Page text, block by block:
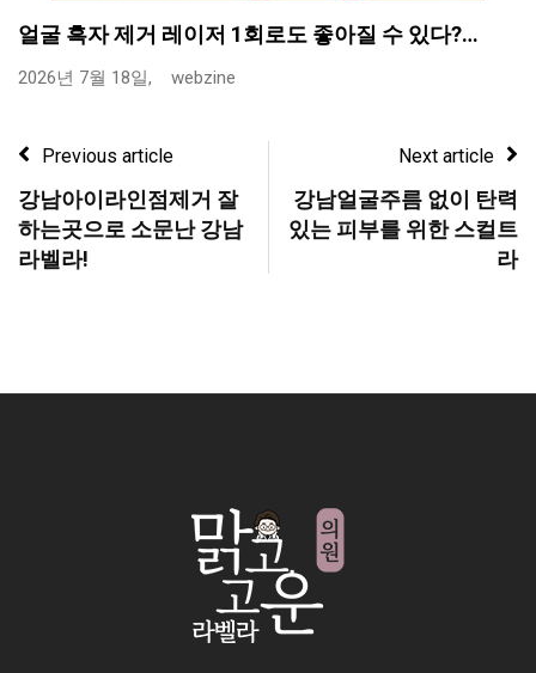
얼굴 흑자 제거 레이저 1회로도 좋아질 수 있다?…
2026년 7월 18일, webzine
Previous article
강남아이라인점제거 잘
하는곳으로 소문난 강남
라벨라!
Next article
강남얼굴주름 없이 탄력
있는 피부를 위한 스컬트
라